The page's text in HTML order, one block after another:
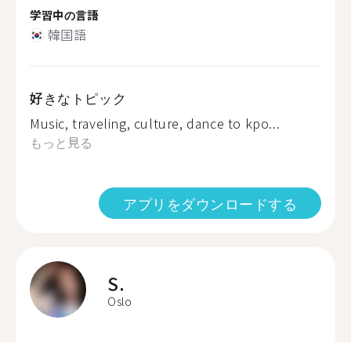
学習中の言語
韓国語
好きなトピック
Music, traveling, culture, dance to kpo...
もっと見る
アプリをダウンロードする
S.
Oslo